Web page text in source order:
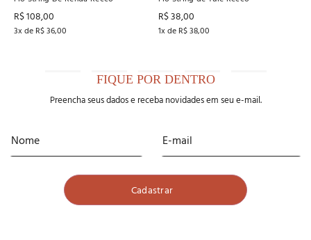
R$108,00
3x de R$36,00
R$38,00
1x de R$38,00
FIQUE POR DENTRO
Preencha seus dados e receba novidades em seu e-mail.